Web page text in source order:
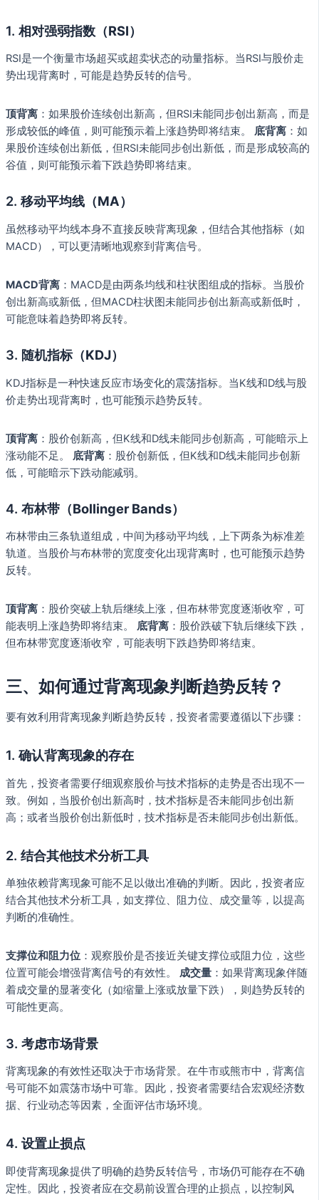
1. 相对强弱指数（RSI）
RSI是一个衡量市场超买或超卖状态的动量指标。当RSI与股价走
势出现背离时，可能是趋势反转的信号。
顶背离 ：如果股价连续创出新高，但RSI未能同步创出新高，而是
形成较低的峰值，则可能预示着上涨趋势即将结束。 底背离 ：如
果股价连续创出新低，但RSI未能同步创出新低，而是形成较高的
谷值，则可能预示着下跌趋势即将结束。
2. 移动平均线（MA）
虽然移动平均线本身不直接反映背离现象，但结合其他指标（如
MACD），可以更清晰地观察到背离信号。
MACD背离 ：MACD是由两条均线和柱状图组成的指标。当股价
创出新高或新低，但MACD柱状图未能同步创出新高或新低时，
可能意味着趋势即将反转。
3. 随机指标（KDJ）
KDJ指标是一种快速反应市场变化的震荡指标。当K线和D线与股
价走势出现背离时，也可能预示趋势反转。
顶背离 ：股价创新高，但K线和D线未能同步创新高，可能暗示上
涨动能不足。 底背离 ：股价创新低，但K线和D线未能同步创新
低，可能暗示下跌动能减弱。
4. 布林带（Bollinger Bands）
布林带由三条轨道组成，中间为移动平均线，上下两条为标准差
轨道。当股价与布林带的宽度变化出现背离时，也可能预示趋势
反转。
顶背离 ：股价突破上轨后继续上涨，但布林带宽度逐渐收窄，可
能表明上涨趋势即将结束。 底背离 ：股价跌破下轨后继续下跌，
但布林带宽度逐渐收窄，可能表明下跌趋势即将结束。
三、如何通过背离现象判断趋势反转？
要有效利用背离现象判断趋势反转，投资者需要遵循以下步骤：
1. 确认背离现象的存在
首先，投资者需要仔细观察股价与技术指标的走势是否出现不一
致。例如，当股价创出新高时，技术指标是否未能同步创出新
高；或者当股价创出新低时，技术指标是否未能同步创出新低。
2. 结合其他技术分析工具
单独依赖背离现象可能不足以做出准确的判断。因此，投资者应
结合其他技术分析工具，如支撑位、阻力位、成交量等，以提高
判断的准确性。
支撑位和阻力位 ：观察股价是否接近关键支撑位或阻力位，这些
位置可能会增强背离信号的有效性。 成交量 ：如果背离现象伴随
着成交量的显著变化（如缩量上涨或放量下跌），则趋势反转的
可能性更高。
3. 考虑市场背景
背离现象的有效性还取决于市场背景。在牛市或熊市中，背离信
号可能不如震荡市场中可靠。因此，投资者需要结合宏观经济数
据、行业动态等因素，全面评估市场环境。
4. 设置止损点
即使背离现象提供了明确的趋势反转信号，市场仍可能存在不确
定性。因此，投资者应在交易前设置合理的止损点，以控制风